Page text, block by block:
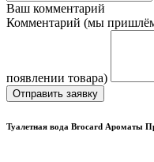
Ваш комментарий
Комментарий (мы
появлении товара)
Отправить заявку
Туалетная вода Brocard Ароматы